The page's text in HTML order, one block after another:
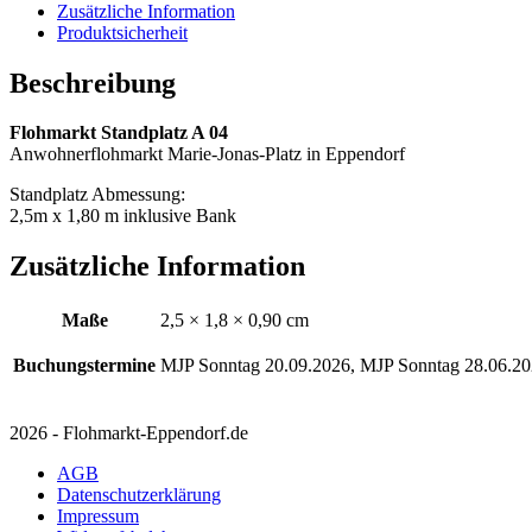
Zusätzliche Information
Produktsicherheit
Beschreibung
Flohmarkt Standplatz A 04
Anwohnerflohmarkt Marie-Jonas-Platz in Eppendorf
Standplatz Abmessung:
2,5m x 1,80 m inklusive Bank
Zusätzliche Information
Maße 2,5 × 1,8 × 0,90 cm
Buchungstermine MJP Sonntag 20.09.2026, MJP Sonntag
2026 - Flohmarkt-Eppendorf.de
AGB
Datenschutzerklärung
Impressum